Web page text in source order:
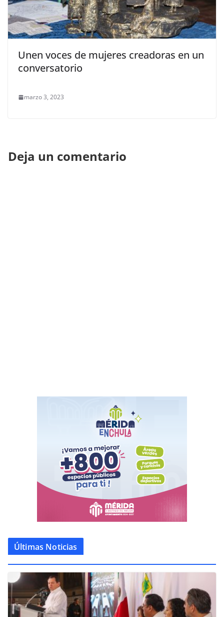
Unen voces de mujeres creadoras en un
conversatorio
marzo 3, 2023
Deja un comentario
Últimas Noticias